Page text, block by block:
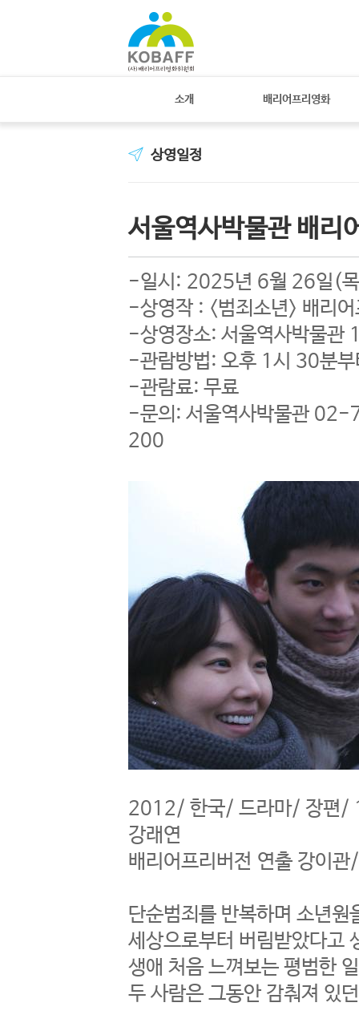
소개 배리어프리영화
상영일정
서울역사박물관 배
-일시: 2025년 6월 26일(
-상영작 : <범죄소년> 배리
-상영장소: 서울역사박물관
-관람방법: 오후 1시 30분
-관람료: 무료
-문의: 서울역사박물관
200
2012/ 한국/ 드라마/ 장편/
강래연
배리어프리버전 연출 강이
단순범죄를 반복하며 소년원
세상으로부터 버림받았다고
생애 처음 느껴보는 평범한
두 사람은 그동안 감춰져 있